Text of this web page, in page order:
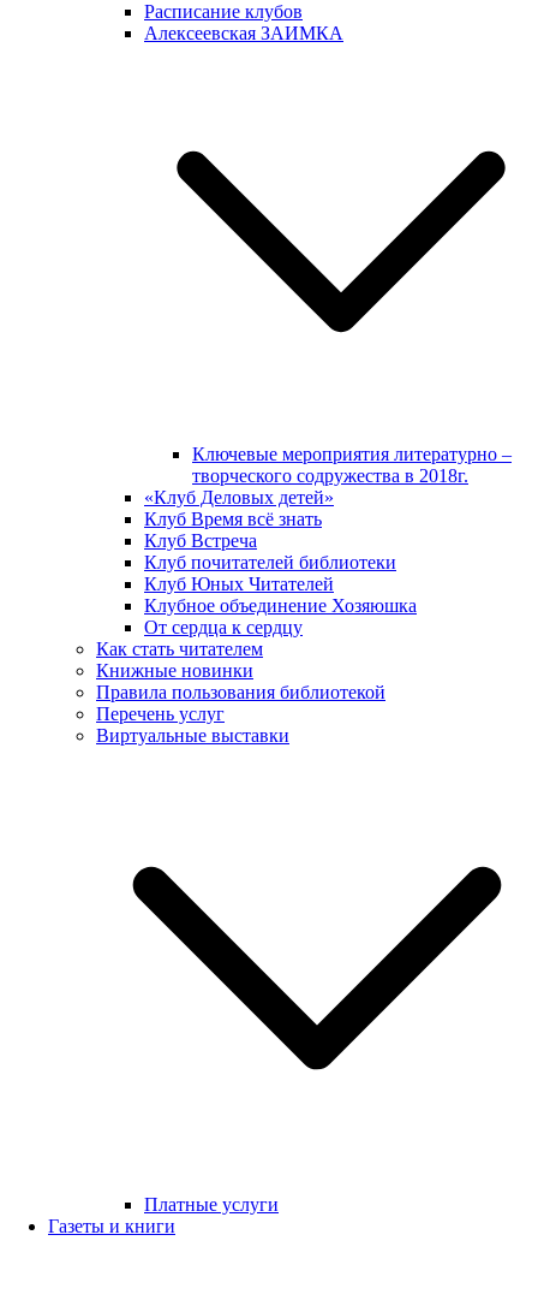
Расписание клубов
Алексеевская ЗАИМКА
Ключевые мероприятия литературно –
творческого содружества в 2018г.
«Клуб Деловых детей»
Клуб Время всё знать
Клуб Встреча
Клуб почитателей библиотеки
Клуб Юных Читателей
Клубное объединение Хозяюшка
От сердца к сердцу
Как стать читателем
Книжные новинки
Правила пользования библиотекой
Перечень услуг
Виртуальные выставки
Платные услуги
Газеты и книги